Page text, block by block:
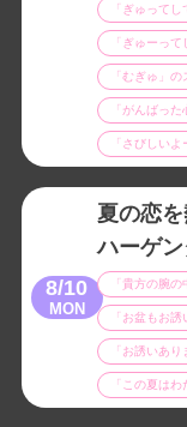
「ぎゅって
「ぎゅーっ
「むぎゅ」
「がんばっ
「さびしい
8/10
MON
夏の恋
ハーゲン
「貴方の腕
「お盆もお
「お誘いあ
「この夏は